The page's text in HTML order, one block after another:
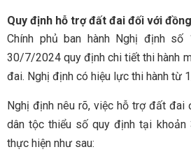
Quy định hỗ trợ đất đai đối với
Chính phủ ban hành Nghị định số
30/7/2024 quy định chi tiết thi hành
đai. Nghị định có hiệu lực thi hành từ
Nghị định nêu rõ, việc hỗ trợ đất đai
dân tộc thiểu số quy định tại
thực hiện như sau: